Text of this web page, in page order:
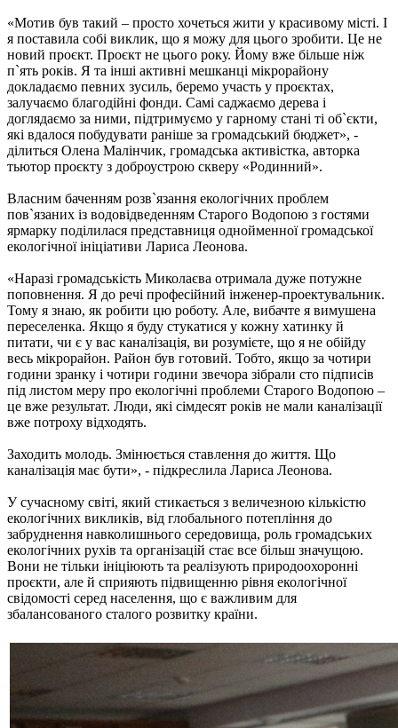
«Мотив був такий – просто хочеться жити у красивому місті. І
я поставила собі виклик, що я можу для цього зробити. Це не
новий проєкт. Проєкт не цього року. Йому вже більше ніж
п`ять років. Я та інші активні мешканці мікрорайону
докладаємо певних зусиль, беремо участь у проєктах,
залучаємо благодійні фонди. Самі саджаємо дерева і
доглядаємо за ними, підтримуємо у гарному стані ті об`єкти,
які вдалося побудувати раніше за громадський бюджет», -
ділиться Олена Малінчик, громадська активістка, авторка
тьютор проєкту з доброустрою скверу «Родинний».
Власним баченням розв`язання екологічних проблем
пов`язаних із водовідведенням Старого Водопою з гостями
ярмарку поділилася представниця однойменної громадської
екологічної ініціативи Лариса Леонова.
«Наразі громадськість Миколаєва отримала дуже потужне
поповнення. Я до речі професійний інженер-проектувальник.
Тому я знаю, як робити цю роботу. Але, вибачте я вимушена
переселенка. Якщо я буду стукатися у кожну хатинку й
питати, чи є у вас каналізація, ви розумієте, що я не обійду
весь мікрорайон. Район був готовий. Тобто, якщо за чотири
години зранку і чотири години звечора зібрали сто підписів
під листом меру про екологічні проблеми Старого Водопою –
це вже результат. Люди, які сімдесят років не мали каналізації
вже потроху відходять.
Заходить молодь. Змінюється ставлення до життя. Що
каналізація має бути», - підкреслила Лариса Леонова.
У сучасному світі, який стикається з величезною кількістю
екологічних викликів, від глобального потепління до
забруднення навколишнього середовища, роль громадських
екологічних рухів та організацій стає все більш значущою.
Вони не тільки ініціюють та реалізують природоохоронні
проєкти, але й сприяють підвищенню рівня екологічної
свідомості серед населення, що є важливим для
збалансованого сталого розвитку країни.